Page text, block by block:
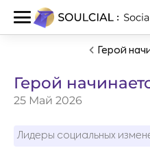
Герой
Герой
25 Май 2026
Лидеры социальных